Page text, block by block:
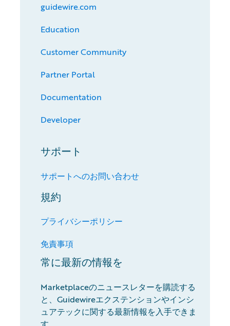
guidewire.com
Education
Customer Community
Partner Portal
Documentation
Developer
サポート
サポートへのお問い合わせ
規約
プライバシーポリシー
免責事項
常に最新の情報を
Marketplaceのニュースレターを購読する
と、Guidewireエクステンションやインシ
ュアテックに関する最新情報を入手できま